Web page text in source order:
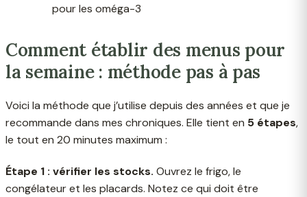
pour les oméga-3
Comment établir des menus pour
la semaine : méthode pas à pas
Voici la méthode que j’utilise depuis des années et que je
recommande dans mes chroniques. Elle tient en 5 étapes,
le tout en 20 minutes maximum :
Étape 1 : vérifier les stocks. Ouvrez le frigo, le
congélateur et les placards. Notez ce qui doit être